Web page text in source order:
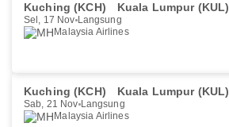
Kuching (KCH) Kuala Lumpur (KUL)
Sel, 17 Nov Langsung
Malaysia Airlines
Kuching (KCH) Kuala Lumpur (KUL)
Sab, 21 Nov Langsung
Malaysia Airlines